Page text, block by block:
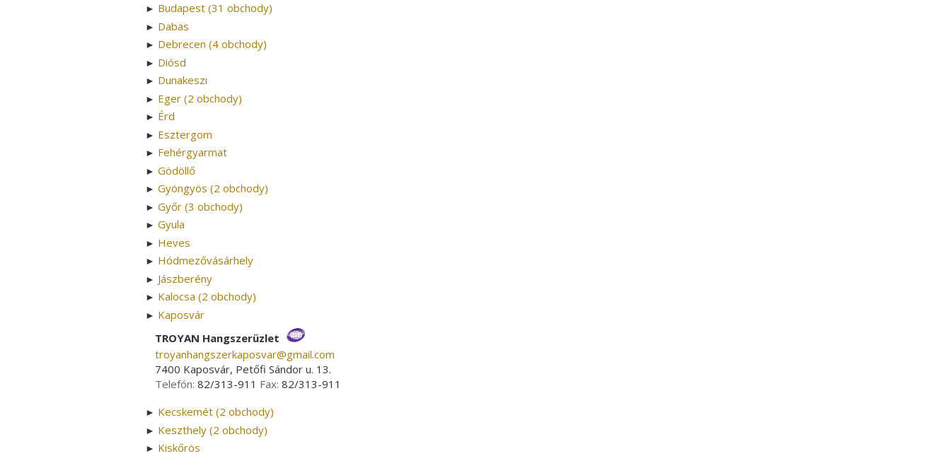
► Budapest (31 obchody)
► Dabas
► Debrecen (4 obchody)
► Diósd
► Dunakeszi
► Eger (2 obchody)
► Érd
► Esztergom
► Fehérgyarmat
► Gödöllő
► Gyöngyös (2 obchody)
► Győr (3 obchody)
► Gyula
► Heves
► Hódmezővásárhely
► Jászberény
► Kalocsa (2 obchody)
► Kaposvár
TROYAN Hangszerüzlet
troyanhangszerkaposvar­@­gmail.com
7400 Kaposvár, Petőfi Sándor u. 13.
Telefón: 82/313-911 Fax: 82/313-911
► Kecskemét (2 obchody)
► Keszthely (2 obchody)
► Kiskőrös